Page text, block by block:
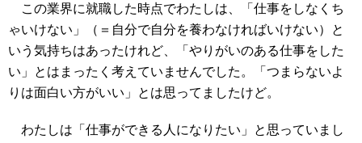
この業界に就職した時点でわたしは、「仕事をしなくち
ゃいけない」（＝自分で自分を養わなければいけない）と
いう気持ちはあったけれど、「やりがいのある仕事をした
い」とはまったく考えていませんでした。「つまらないよ
りは面白い方がいい」とは思ってましたけど。
わたしは「仕事ができる人になりたい」と思っていまし